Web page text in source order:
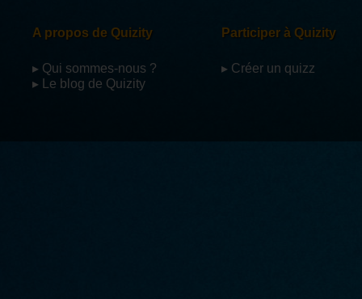
A propos de Quizity
▸ Qui sommes-nous ?
▸ Le blog de Quizity
Participer à Quizity
▸ Créer un quizz